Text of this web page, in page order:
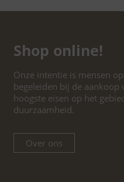
Shop online!
Onze intentie is mensen
begeleiden bij de aankoop
hoogste eisen op het
duurzaamheid.
Over ons